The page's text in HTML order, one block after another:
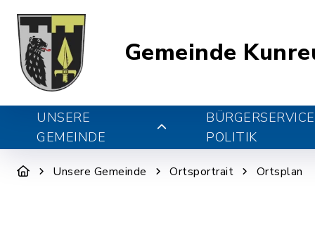
Gemeinde
UNSERE
GEMEINDE
POLITIK
Unsere Gemeinde Ortsportrait Ortsplan